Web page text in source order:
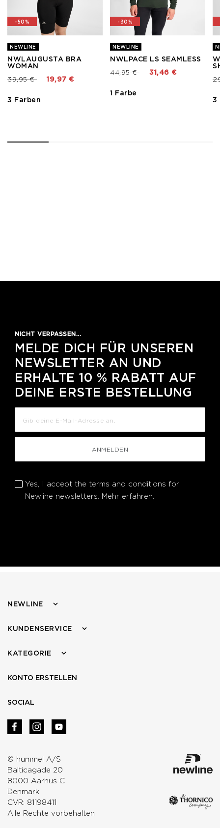
-50%
NEWLINE
NWLAUGUSTA BRA
WOMAN
Preis reduziert von
39,95 €bis 19,97 €
3 Farben
-30%
NEWLINE
NWLPACE LS SEAMLESS
Preis reduziert von
44,95 €bis 31,46 €
1 Farbe
3
NICHT VERPASSEN...
MELDE DICH FÜR UNSEREN
NEWSLETTER AN UND
ERHALTE 10 % RABATT AUF
DEINE ERSTE BESTELLUNG
ANMELDEN
Yes, I accept the terms and conditions for
Newline newsletters. Mehr erfahren.
© hummel A/S
Balticagade 20
8000 Aarhus C
Denmark
CVR: 81198411
Alle Rechte vorbehalten
NEWLINE
KUNDENSERVICE
KATEGORIE
KONTO ERSTELLEN
SOCIAL